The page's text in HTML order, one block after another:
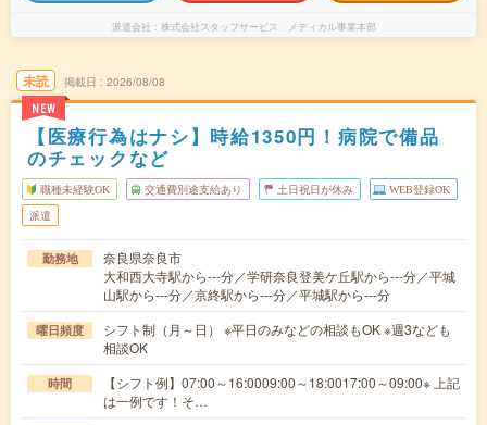
派遣会社 株式会社スタッフサービス メディカル事業本部
未読
NEW
掲載日 2026/08/08
【医療行為はナシ】時給1350円！病院で備品
のチェックなど
職種未経験OK 交通費別途支給あり 土日祝日が休み WEB登録OK
派遣
勤務地
奈良県奈良市
大和西大寺駅から---分／学研奈良登美ケ丘駅から---分／平城
山駅から---分／京終駅から---分／平城駅から---分
曜日頻度
シフト制（月～日） ※平日のみなどの相談もOK ※週3なども
相談OK
時間
【シフト例】07:00～16:0009:00～18:0017:00～09:00※ 上記
は一例です！そ…